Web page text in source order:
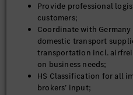
Provide professional
customers;
Coordinate with
domestic transport
transportation incl.
on business needs;
HS Classification for all
brokers’ input;